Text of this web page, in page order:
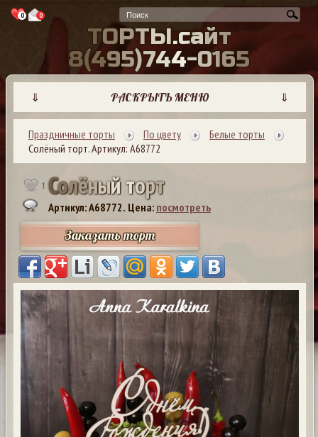
0 0
ТОРТЫ.сайт
8(495)744-0165
⇓ РАСКРЫТЬ МЕНЮ ⇓
Праздничные торты По цвету
Белые торты
Солёный торт. Артикул: А68772
1 Солёныйторт
Артикул: A68772. Цена: посмотреть
Заказать торт